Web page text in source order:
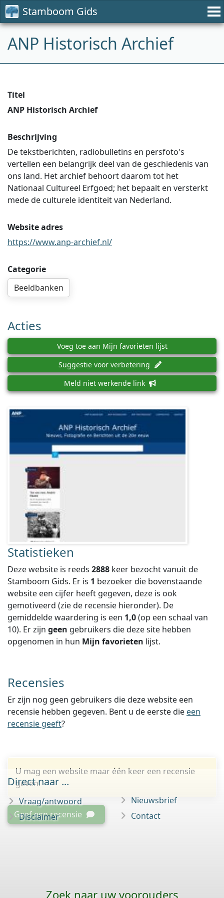
Stamboom Gids
ANP Historisch Archief
Titel
ANP Historisch Archief
Beschrijving
De tekstberichten, radiobulletins en persfoto's
vertellen een belangrijk deel van de geschiedenis van
ons land. Het archief behoort daarom tot het
Nationaal Cultureel Erfgoed; het bepaalt en versterkt
mede de culturele identiteit van Nederland.
Website adres
https://www.anp-archief.nl/
Categorie
Beeldbanken
Acties
Voeg toe aan Mijn favorieten lijst
Suggestie voor verbetering
Meld niet werkende link
Statistieken
Deze website is reeds 2888 keer bezocht vanuit de
Stamboom Gids. Er is 1 bezoeker die bovenstaande
website een cijfer heeft gegeven, deze is ook
gemotiveerd (zie de recensie hieronder). De
gemiddelde waardering is een 1,0(op een schaal van
10). Er zijn geen gebruikers die deze site hebben
opgenomen in hun Mijn favorieten lijst.
Recensies
Er zijn nog geen gebruikers die deze website een
recensie hebben gegeven. Bent u de eerste die een
recensie geeft?
U mag een website maar één keer een recensie
geven.
Geef een recensie
Direct naar ...
Vraag/antwoord
Disclaimer
Nieuwsbrief
Contact
Zoek naar uw voorouders